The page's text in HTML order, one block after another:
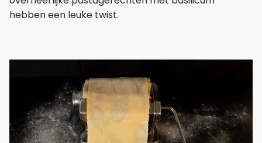
hebben een leuke twist.